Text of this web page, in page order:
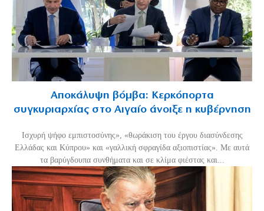
Αποκάλυψη βόμβα: Κερκόπορτα
συγκυριαρχίας στο Αιγαίο άνοιξε η κυβέρνηση
Ισχυρή ψήφο εμπιστοσύνης», «θωράκιση του έργου διασύνδεσης
Ελλάδας και Κύπρου» και «γαλλική σφραγίδα αξιοπιστίας». Με αυτά
τα βαρύγδουπα συνθήματα και σε κλίμα φιέστας και...